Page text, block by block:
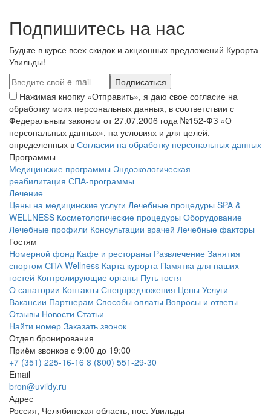
Подпишитесь на нас
Будьте в курсе всех скидок и акционных предложений Курорта
Увильды!
Нажимая кнопку «Отправить», я даю свое согласие на
обработку моих персональных данных, в соответствии с
Федеральным законом от 27.07.2006 года №152-ФЗ «О
персональных данных», на условиях и для целей,
определенных в Согласии на обработку персональных данных
Программы
Медицинские программы Эндоэкологическая
реабилитация СПА-программы
Лечение
Цены на медицинские услуги Лечебные процедуры SPA &
WELLNESS Косметологические процедуры Оборудование
Лечебные профили Консультации врачей Лечебные факторы
Гостям
Номерной фонд Кафе и рестораны Развлечение Занятия
спортом СПА Wellness Карта курорта Памятка для наших
гостей Контролирующие органы Путь гостя
О санатории Контакты Спецпредложения Цены Услуги
Вакансии Партнерам Способы оплаты Вопросы и ответы
Отзывы Новости Статьи
Найти номер Заказать звонок
Отдел бронирования
Приём звонков с 9:00 до 19:00
+7 (351) 225-16-16 8 (800) 551-29-30
Email
bron@uvildy.ru
Адрес
Россия, Челябинская область, пос. Увильды